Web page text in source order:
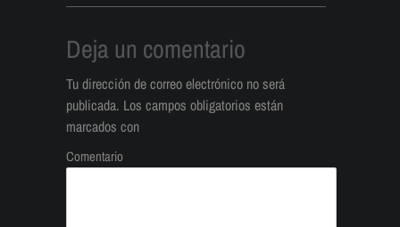
Deja un comentario
Tu dirección de correo electrónico no será
publicada. Los campos obligatorios están
marcados con
Comentario